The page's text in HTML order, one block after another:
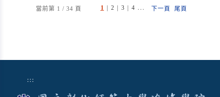
當前第 1 / 34 頁 1 | 2 | 3 | 4 ... 下一頁 尾頁
:::